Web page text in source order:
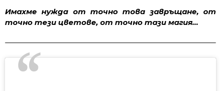
Имахме нужда от точно това завръщане, от
точно тези цветове, от точно тази магия…